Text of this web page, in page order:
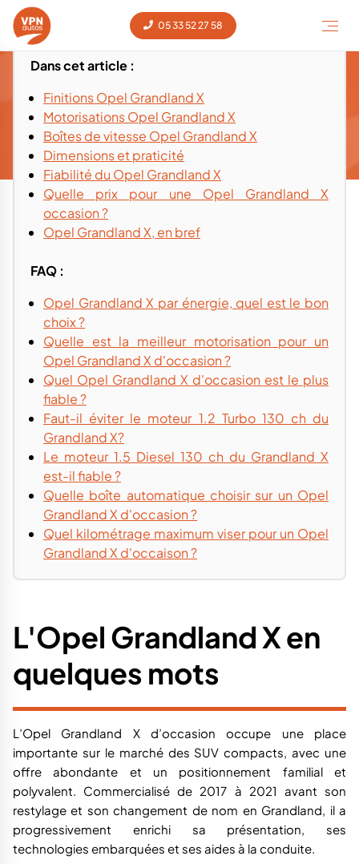
05 33 52 27 58
Grandland X occasion
Voiture occasion‹Opel‹Grandland X‹Guide d'achat
Grandland X
Dans cet article :
Finitions Opel Grandland X
Motorisations Opel Grandland X
Boîtes de vitesse Opel Grandland X
Dimensions et praticité
Fiabilité du Opel Grandland X
Quelle prix pour une Opel Grandland X
occasion ?
Opel Grandland X, en bref
FAQ :
Opel Grandland X par énergie, quel est le bon
choix ?
Quelle est la meilleur motorisation pour un
Opel Grandland X d'occasion ?
Quel Opel Grandland X d'occasion est le plus
fiable ?
Faut-il éviter le moteur 1.2 Turbo 130 ch du
Grandland X?
Le moteur 1.5 Diesel 130 ch du Grandland X
est-il fiable ?
Quelle boîte automatique choisir sur un Opel
Grandland X d'occasion ?
Quel kilométrage maximum viser pour un Opel
Grandland X d'occaison ?
L'Opel Grandland X en
quelques mots
L’Opel Grandland X d’occasion occupe une place
importante sur le marché des SUV compacts, avec une
offre abondante et un positionnement familial et
polyvalent. Commercialisé de 2017 à 2021 avant son
restylage et son changement de nom en Grandland, il a
progressivement enrichi sa présentation, ses
technologies embarquées et ses aides à la conduite.